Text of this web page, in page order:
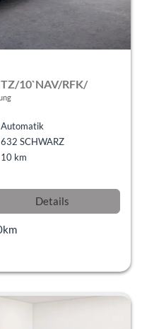
10`NAV/RFK/
Automatik
632 SCHWARZ
10 km
Details